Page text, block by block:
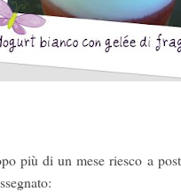
più di un mese riesco a